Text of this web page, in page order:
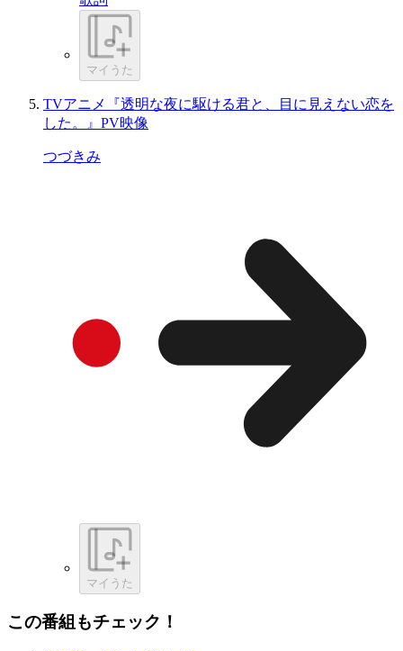
マイうた
TVアニメ『透明な夜に駆ける君と、目に見えない恋を
した。』PV映像
つづきみ
マイうた
この番組もチェック！